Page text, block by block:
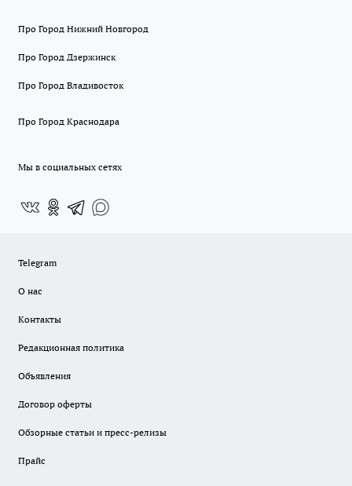
Про Город Нижний Новгород
Про Город Дзержинск
Про Город Владивосток
Про Город Краснодара
Мы в социальных сетях
Telegram
О нас
Контакты
Редакционная политика
Объявления
Договор оферты
Обзорные статьи и пресс-релизы
Прайс